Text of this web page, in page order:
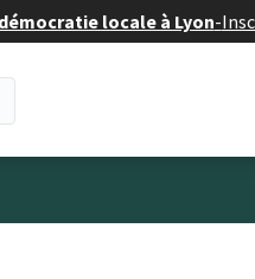
locale à Lyon-